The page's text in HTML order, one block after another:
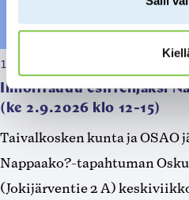
13.07.2026, klo 09:14
Ilmoittaudu esittelijäksi
(ke 2.9.2026 klo 12-15)
Taivalkosken kunta ja OSAO
Nappaako?-tapahtuman
(Jokijärventie 2 A)